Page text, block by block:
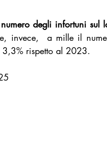
Goodnews Le parole del
degli infortuni sul
invece,  a mille il
rispetto al 2023.